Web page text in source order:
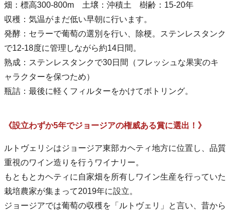
畑：標高300-800m 土壌：沖積土 樹齢：15-20年
収穫：気温がまだ低い早朝に行います。
発酵：セラーで葡萄の選別を行い、除梗。ステンレスタンク
で12-18度に管理しながら約14日間。
熟成：ステンレスタンクで30日間（フレッシュな果実のキ
ャラクターを保つため）
瓶詰：最後に軽くフィルターをかけてボトリング。
《設立わずか5年でジョージアの権威ある賞に選出！》
ルトヴェリシはジョージア東部カヘティ地方に位置し、品質
重視のワイン造りを行うワイナリー。
もともとカヘティに自家畑を所有しワイン生産を行っていた
栽培農家が集まって2019年に設立。
ジョージアでは葡萄の収穫を「ルトヴェリ」と言い、昔から